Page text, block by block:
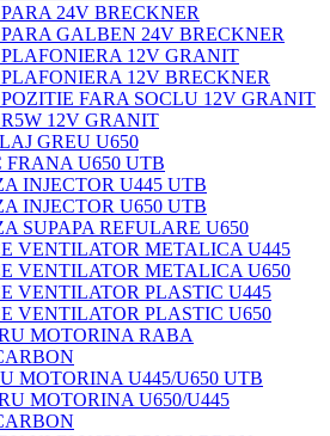
24V BRECKNER
GALBEN 24V BRECKNER
12V GRANIT
12V BRECKNER
FARA SOCLU 12V GRANIT
12V GRANIT
GREU U650
FRANA U650 UTB
INJECTOR U445 UTB
INJECTOR U650 UTB
SUPAPA REFULARE U650
VENTILATOR METALICA U445
VENTILATOR METALICA U650
VENTILATOR PLASTIC U445
VENTILATOR PLASTIC U650
MOTORINA RABA
MOTORINA U445/U650 UTB
MOTORINA U650/U445